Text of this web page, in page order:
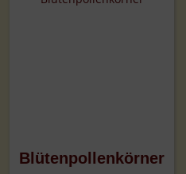
Blütenpollenkörner